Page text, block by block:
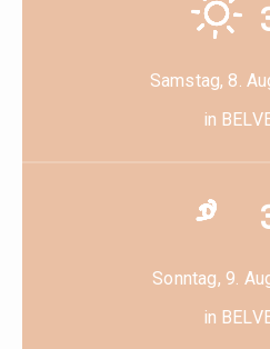
Samstag, 8.
in
Sonntag, 9.
in